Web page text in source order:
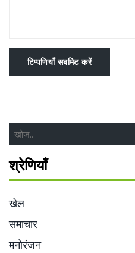
टिप्पणियाँ सबमिट करें
श्रेणियाँ
खेल
समाचार
मनोरंजन